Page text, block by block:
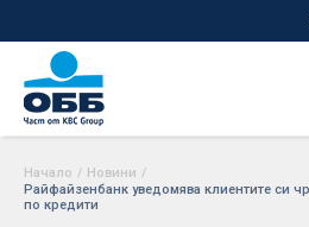
Начало / Новини /
Райфайзенбанк уведомява клиентите си
по кредити